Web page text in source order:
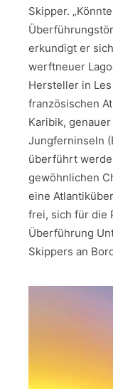
Skipper.
erkundigt er
werftneuer
Hersteller in
französischen
Karibik,
Jungferninseln
überführt
gewöhnlichen
eine
frei, sich für die
Überführung
Skippers an